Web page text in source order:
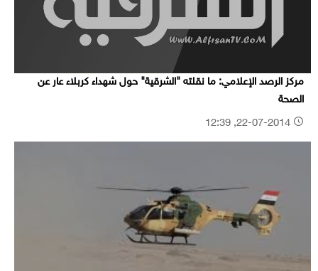
مركز الرصد الإعلامي: ما نقلته "الشرقية" حول شهداء كربلاء عار عن
الصحة